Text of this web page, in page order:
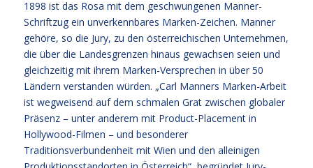
1898 ist das Rosa mit dem geschwungenen Manner-
Schriftzug ein unverkennbares Marken-Zeichen. Manner
gehöre, so die Jury, zu den österreichischen Unternehmen,
die über die Landesgrenzen hinaus gewachsen seien und
gleichzeitig mit ihrem Marken-Versprechen in über 50
Ländern verstanden würden. „Carl Manners Marken-Arbeit
ist wegweisend auf dem schmalen Grat zwischen globaler
Präsenz – unter anderem mit Product-Placement in
Hollywood-Filmen – und besonderer
Traditionsverbundenheit mit Wien und den alleinigen